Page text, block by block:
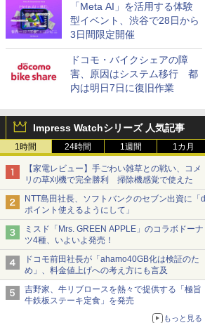
「Meta AI」を活用する体験
型イベント、渋谷で28日から
3日間限定開催
ドコモ・バイクシェアの障
害、原因はシステム移行 都
内は明日7日に復旧作業
Impress Watchシリーズ 人気記事
1時間 24時間 1週間 1カ月
【家電レビュー】手ごわい雑草との戦い、コメ
リの草刈機で完全勝利 掃除機感覚で使えた
NTT島田社長、ソフトバンクのセブン出資に「d
ポイント使えるようにして」
ミスド「Mrs. GREEN APPLE」のコラボドーナ
ツ4種、いよいよ発売！
ドコモ前田社長が「ahamo40GB化は検証のた
め」、料金値上げへの考え方にも言及
吉野家、牛リブロースを熱々で提供する「極旨
牛鉄板ステーキ定食」を発売
もっと見る